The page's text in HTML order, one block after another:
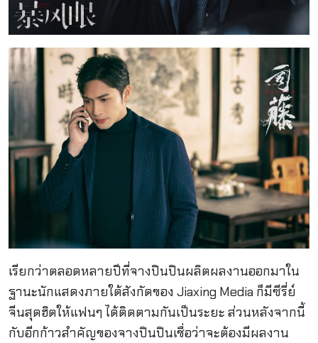
เรียกว่าตลอดหลายปีที่จางปินปินผลิตผลงานออกมาใน
ฐานะนักแสดงภายใต้สังกัดของ Jiaxing Media ก็มีซีรี่ย์
จีนสุดฮิตให้แฟนๆ ได้ติดตามกันเป็นระยะ ส่วนหลังจากนี้
กับอีกก้าวสำคัญของจางปินปินเชื่อว่าจะต้องมีผลงาน